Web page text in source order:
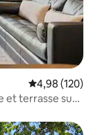
Évaluation
4,98 (120)
et terrasse sur